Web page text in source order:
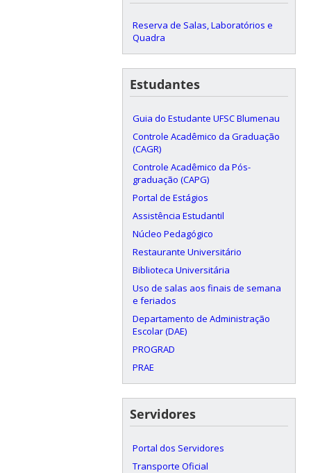
Reserva de Salas, Laboratórios e
Quadra
Estudantes
Guia do Estudante UFSC Blumenau
Controle Acadêmico da Graduação
(CAGR)
Controle Acadêmico da Pós-
graduação (CAPG)
Portal de Estágios
Assistência Estudantil
Núcleo Pedagógico
Restaurante Universitário
Biblioteca Universitária
Uso de salas aos finais de semana
e feriados
Departamento de Administração
Escolar (DAE)
PROGRAD
PRAE
Servidores
Portal dos Servidores
Transporte Oficial